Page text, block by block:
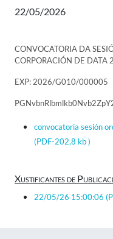
22/05/2026
CONVOCATORIA DA
CORPORACIÓN DE DATA
EXP: 2026/G010/000005
convocatoria sesión
(PDF-202,8 kb )
Xustificantes de
22/05/26 15:00:06